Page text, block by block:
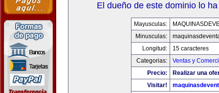
El dueño de este dominio lo
Mayusculas:
Minusculas:
Longitud:
15 caracteres
Categorias:
Ventas y
Precio:
Realizar una
Visitar!